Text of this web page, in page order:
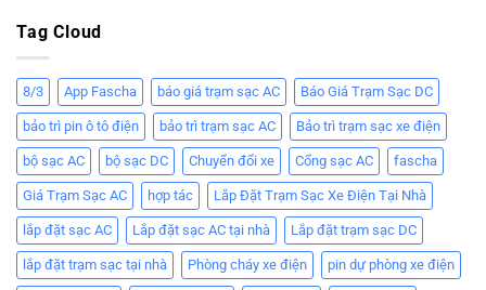
Tag Cloud
8/3 App Fascha báo giá trạm sạc AC Báo Giá Trạm Sạc DC
bảo trì pin ô tô điện bảo trì trạm sạc AC Bảo trì trạm sạc xe điện
bộ sạc AC bộ sạc DC Chuyển đổi xe Cổng sạc AC fascha
Giá Trạm Sạc AC hợp tác Lắp Đặt Trạm Sạc Xe Điện Tại Nhà
lắp đặt sạc AC Lắp đặt sạc AC tại nhà Lắp đặt trạm sạc DC
lắp đặt trạm sạc tại nhà Phòng cháy xe điện pin dự phòng xe điện